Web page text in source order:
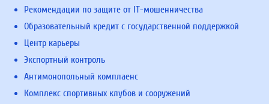
Рекомендации по защите от IT-мошенничества
Образовательный кредит с государственной поддержкой
Центр карьеры
Экспортный контроль
Антимонопольный комплаенс
Комплекс спортивных клубов и сооружений